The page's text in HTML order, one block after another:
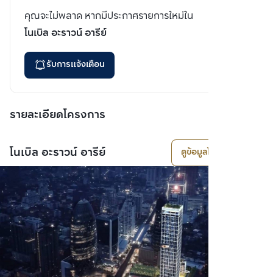
คุณจะไม่พลาด หากมีประกาศรายการใหม่ใน
โนเบิล อะราวน์ อารีย์
รับการแจ้งเตือน
รายละเอียดโครงการ
โนเบิล อะราวน์ อารีย์ ดูข้อมูลโครงการ